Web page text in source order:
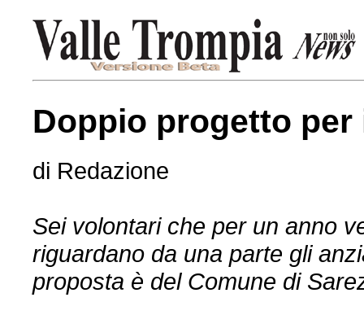
Doppio progetto
di Redazione
Sei volontari che per un anno
riguardano da una parte gli
proposta è del Comune di